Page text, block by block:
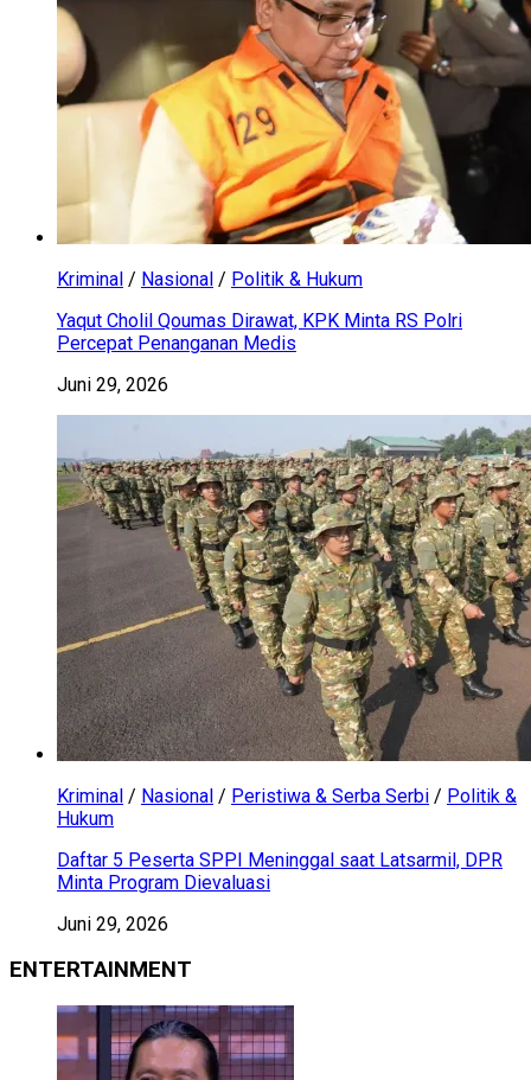
Kriminal / Nasional / Politik & Hukum
Yaqut Cholil Qoumas Dirawat, KPK Minta RS Polri
Percepat Penanganan Medis
Juni 29, 2026
Kriminal / Nasional / Peristiwa & Serba Serbi / Politik &
Hukum
Daftar 5 Peserta SPPI Meninggal saat Latsarmil, DPR
Minta Program Dievaluasi
Juni 29, 2026
ENTERTAINMENT